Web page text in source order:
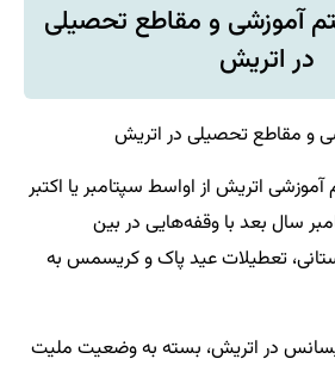
آموزشی و مقاطع تحصیلی
در اتریش
و مقاطع تحصیلی در اتریش
اتریش از اواسط سپتامبر یا اکتبر
سال بعد با وقفه‌هایی در بین
تعطیلات عید پاک و کریسمس به
در اتریش، بسته به وضعیت ملیت